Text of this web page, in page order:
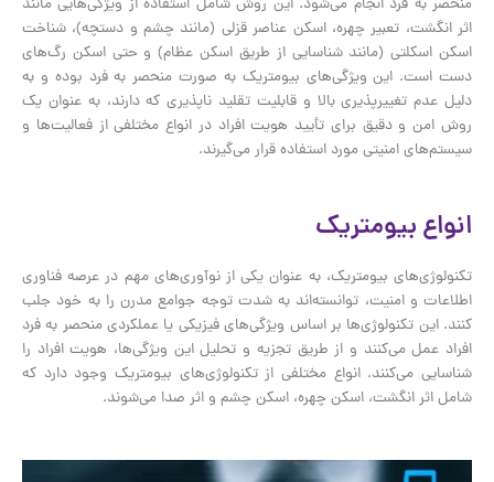
اثر انگشت، تعبیر چهره، اسکن عناصر قزلی (مانند چشم و دستچه)، شناخت
اسکن اسکلتی (مانند شناسایی از طریق اسکن عظام) و حتی اسکن رگ‌های
دست است. این ویژگی‌های بیومتریک به صورت منحصر به فرد بوده و به
دلیل عدم تغییرپذیری بالا و قابلیت تقلید ناپذیری که دارند، به عنوان یک
روش امن و دقیق برای تأیید هویت افراد در انواع مختلفی از فعالیت‌ها و
سیستم‌های امنیتی مورد استفاده قرار می‌گیرند.
انواع بیومتریک
تکنولوژی‌های بیومتریک، به عنوان یکی از نوآوری‌های مهم در عرصه فناوری
اطلاعات و امنیت، توانسته‌اند به شدت توجه جوامع مدرن را به خود جلب
کنند. این تکنولوژی‌ها بر اساس ویژگی‌های فیزیکی یا عملکردی منحصر به فرد
افراد عمل می‌کنند و از طریق تجزیه و تحلیل این ویژگی‌ها، هویت افراد را
شناسایی می‌کنند. انواع مختلفی از تکنولوژی‌های بیومتریک وجود دارد که
شامل اثر انگشت، اسکن چهره، اسکن چشم و اثر صدا می‌شوند.